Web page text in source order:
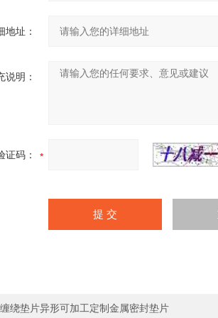
地址：
说明：
证码：
缠绕垫片异形可加工定制金属密封垫片